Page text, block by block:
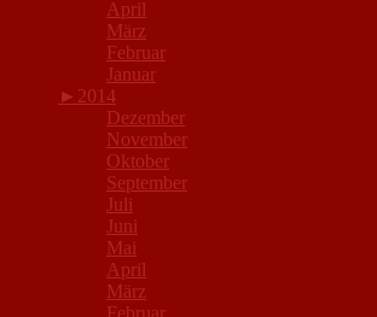
April
März
Februar
Januar
► 2014
Dezember
November
Oktober
September
Juli
Juni
Mai
April
März
Februar